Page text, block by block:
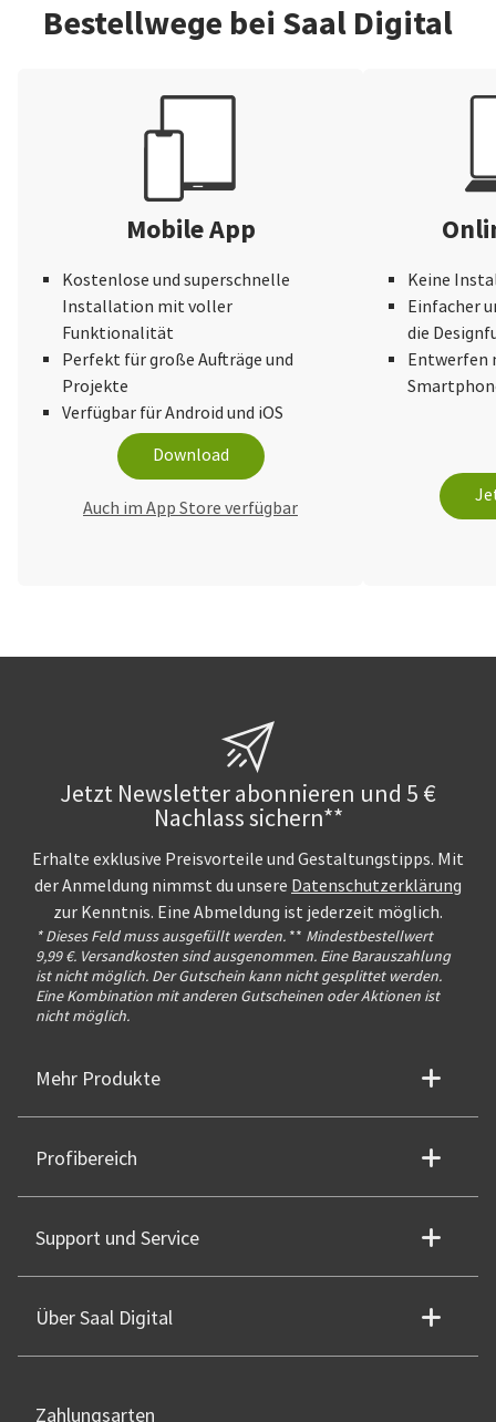
Bestellwege bei Saal Digital
Mobile App
Kostenlose und superschnelle
Installation mit voller
Funktionalität
Perfekt für große Aufträge und
Projekte
Verfügbar für Android und iOS
Download
Auch im App Store verfügbar
Keine
Einfacher
die
Entwerfen
Jetzt Newsletter abonnieren und 5 €
Nachlass sichern**
Erhalte exklusive Preisvorteile und Gestaltungstipps. Mit
der Anmeldung nimmst du unsere Datenschutzerklärung
zur Kenntnis. Eine Abmeldung ist jederzeit möglich.
* Dieses Feld muss ausgefüllt werden. ** Mindestbestellwert
9,99 €. Versandkosten sind ausgenommen. Eine Barauszahlung
ist nicht möglich. Der Gutschein kann nicht gesplittet werden.
Eine Kombination mit anderen Gutscheinen oder Aktionen ist
nicht möglich.
Mehr Produkte
Profibereich
Support und Service
Über Saal Digital
Zahlungsarten